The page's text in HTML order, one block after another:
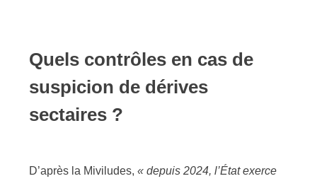
Quels contrôles en cas de
suspicion de dérives
sectaires ?
D’après la Miviludes,«depuis 2024, l’État exerce